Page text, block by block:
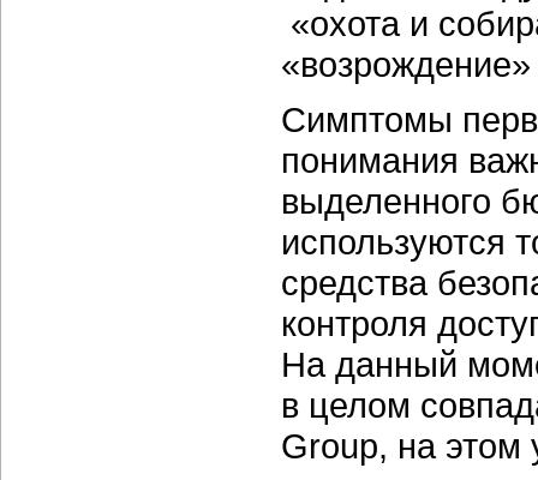
«охота и
Симптомы
понимания
выделенного
используются
средства
контроля
На данный
в целом
Group, на этом